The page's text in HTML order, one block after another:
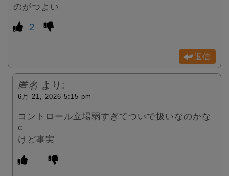
のがつよい
2
返信
匿名 より:
6月 21, 2026 5:15 pm
コントロール立場弱すぎてついで扱いなのかな
c
けど事実